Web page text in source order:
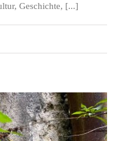
Geschichte, [...]